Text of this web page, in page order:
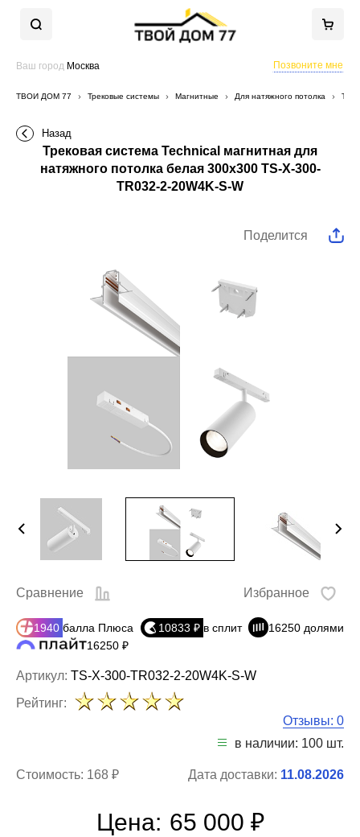
Ваш город Москва Позвоните мне
ТВОЙ ДОМ 77 Трековые системы Магнитные Для натяжного потолка
Назад
Трековая система Technical магнитная для
натяжного потолка белая 300x300 TS-X-300-
TR032-2-20W4K-S-W
Поделится
Артикул: TS-X-300-TR032-2-20W4K-S-W
Сравнение Избранное
1940 балла Плюса 10833 ₽ в сплит
16250 долями
16250 ₽
Рейтинг:
Отзывы: 0
в наличии: 100 шт.
Стоимость: 168 ₽ Дата доставки: 11.08.2026
Цена: 65 000 ₽